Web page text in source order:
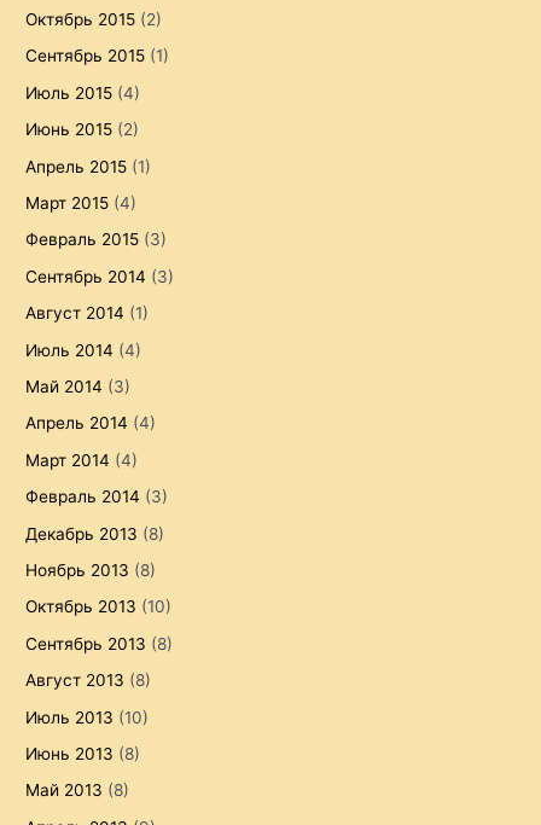
Октябрь 2015 (2)
Сентябрь 2015 (1)
Июль 2015 (4)
Июнь 2015 (2)
Апрель 2015 (1)
Март 2015 (4)
Февраль 2015 (3)
Сентябрь 2014 (3)
Август 2014 (1)
Июль 2014 (4)
Май 2014 (3)
Апрель 2014 (4)
Март 2014 (4)
Февраль 2014 (3)
Декабрь 2013 (8)
Ноябрь 2013 (8)
Октябрь 2013 (10)
Сентябрь 2013 (8)
Август 2013 (8)
Июль 2013 (10)
Июнь 2013 (8)
Май 2013 (8)